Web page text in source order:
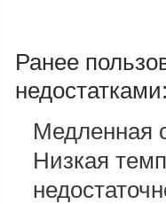
Ранее
Медленная
Низкая